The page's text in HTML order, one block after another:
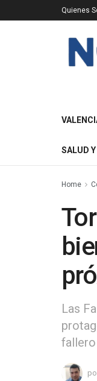
Quienes
SALUD
Home
Las